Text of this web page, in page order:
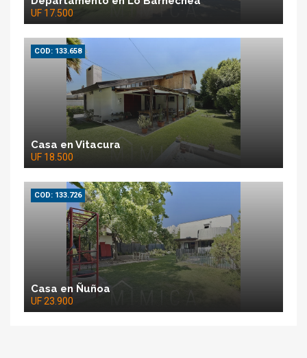
UF 17.500
COD: 133.658
Casa en Vitacura
UF 18.500
COD: 133.726
Casa en Ñuñoa
UF 23.900